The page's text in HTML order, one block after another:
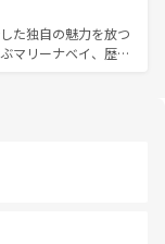
節にも異なる楽しみ
々、仏教を中心とし
れる旅人を魅了し続
光スポットが密集し
も魅力。息をのむよ
を存分に楽しみ尽く
た独自の魅力を放つ
マリーナベイ、歴史
る外せないスポット